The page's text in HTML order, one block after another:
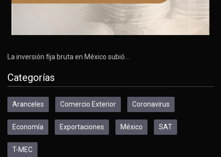
La inversión fija bruta en México subió…
Categorías
Aranceles Comercio Exterior Coronavirus
Economía Exportaciones México SAT
T-MEC